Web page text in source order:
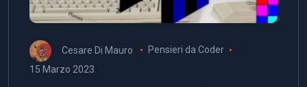
Cesare Di Mauro
Pensieri da Coder
15 Marzo 2023